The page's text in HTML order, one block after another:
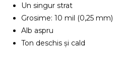
Un singur strat
Grosime: 10 mil (0,25 mm)
Alb aspru
Ton deschis și cald